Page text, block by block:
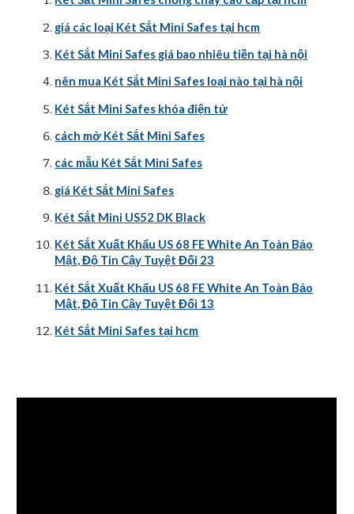
giá các loại Két Sắt Mini Safes tại hcm
Két Sắt Mini Safes giá bao nhiêu tiền tại hà nội
nên mua Két Sắt Mini Safes loại nào tại hà nội
Két Sắt Mini Safes khóa điện tử
cách mở Két Sắt Mini Safes
các mẫu Két Sắt Mini Safes
giá Két Sắt Mini Safes
Két Sắt Mini US52 DK Black
Két Sắt Xuất Khẩu US 68 FE White An Toàn Bảo
Mật, Độ Tin Cậy Tuyệt Đối 23
Két Sắt Xuất Khẩu US 68 FE White An Toàn Bảo
Mật, Độ Tin Cậy Tuyệt Đối 13
Két Sắt Mini Safes tại hcm